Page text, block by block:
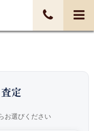
定
お選びください